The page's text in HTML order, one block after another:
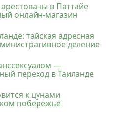
в Паттайе
онлайн-магазин
тайская адресная
деление
—
переход в Таиланде
к цунами
побережье